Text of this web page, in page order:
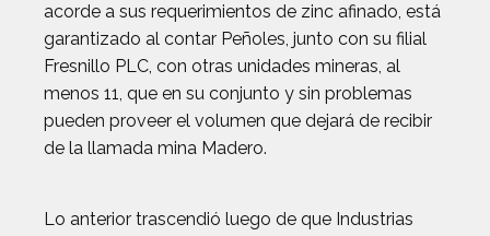
acorde a sus requerimientos de zinc afinado, está
garantizado al contar Peñoles, junto con su filial
Fresnillo PLC, con otras unidades mineras, al
menos 11, que en su conjunto y sin problemas
pueden proveer el volumen que dejará de recibir
de la llamada mina Madero.
Lo anterior trascendió luego de que Industrias